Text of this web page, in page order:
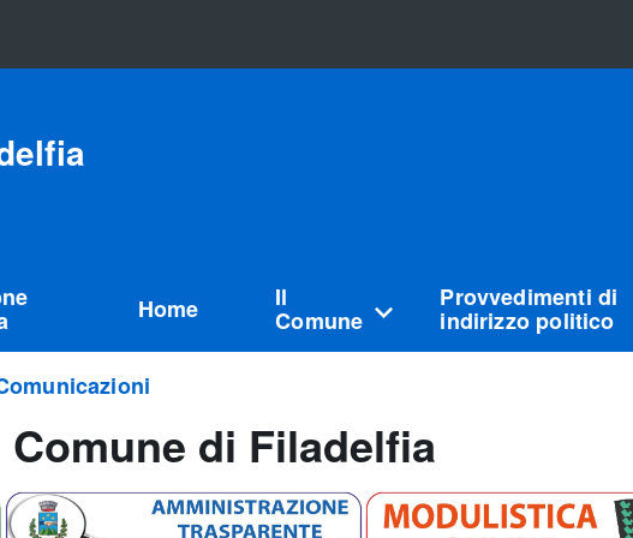
Home Il
Comune
Provvedimenti di
indirizzo politico
di Filadelfia